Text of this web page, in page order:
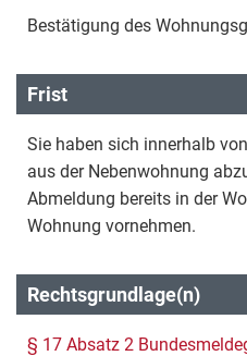
Bestätigung des
Frist
Sie haben sich innerhalb
aus der Nebenwohnung
Abmeldung bereits in der
Wohnung vornehmen.
Rechtsgrundlage(n)
§ 17 Absatz 2